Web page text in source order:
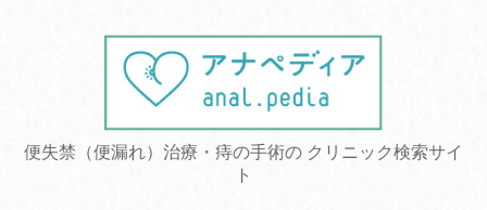
便失禁（便漏れ）治療・痔の手術の クリニック検索サイ
ト